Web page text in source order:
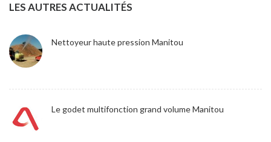
LES AUTRES ACTUALITÉS
Nettoyeur haute pression Manitou
Le godet multifonction grand volume Manitou